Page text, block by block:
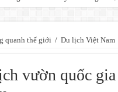
quanh thế giới / Du lịch Việt Nam
vườn quốc